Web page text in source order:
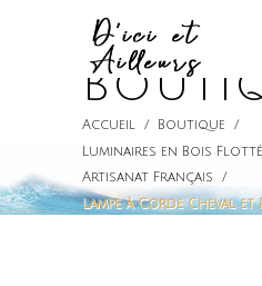
Accueil / Boutique /
Luminaires en Bois
Artisanat Français /
Lampe à Corde Cheval et